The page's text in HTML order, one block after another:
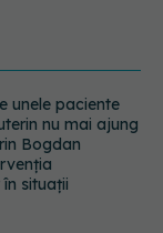
un nou caz
singura tulpină
la om la om